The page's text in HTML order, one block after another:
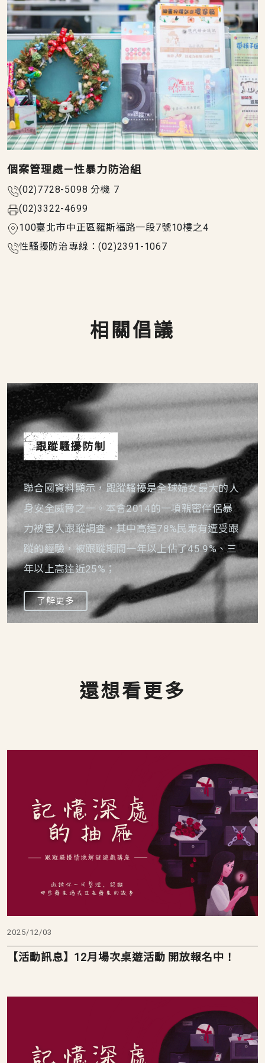
個案管理處－性暴力防治組
(02)7728-5098 分機 7
(02)3322-4699
100臺北市中正區羅斯福路一段7號10樓之4
性騷擾防治專線：(02)2391-1067
相關倡議
跟蹤騷擾防制
聯合國資料顯示，跟蹤騷擾是全球婦女最大的人
身安全威脅之一。本會2014的一項親密伴侶暴
力被害人跟蹤調查，其中高達78%民眾有遭受跟
蹤的經驗，被跟蹤期間一年以上佔了45.9%、三
年以上高達近25%；
了解更多
還想看更多
2025/12/03
【活動訊息】12月場次桌遊活動 開放報名中！